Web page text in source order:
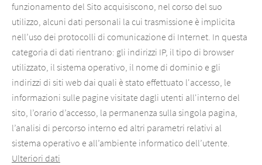
funzionamento del Sito acquisiscono, nel corso del suo
utilizzo, alcuni dati personali la cui trasmissione è implicita
nell’uso dei protocolli di comunicazione di Internet. In questa
categoria di dati rientrano: gli indirizzi IP, il tipo di browser
utilizzato, il sistema operativo, il nome di dominio e gli
indirizzi di siti web dai quali è stato effettuato l'accesso, le
informazioni sulle pagine visitate dagli utenti all'interno del
sito, l’orario d’accesso, la permanenza sulla singola pagina,
l’analisi di percorso interno ed altri parametri relativi al
sistema operativo e all’ambiente informatico dell’utente.
Ulteriori dati